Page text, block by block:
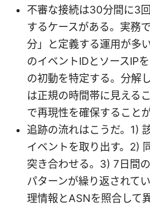
不審な接続は30分間に3
するケースがある。実務
分」と定義する運用が多
のイベントIDとソースIP
の初動を特定する。分解
は正規の時間帯に見える
で再現性を確保することが
追跡の流れはこうだ。1)
イベントを取り出す。2)
突き合わせる。3) 7日間
パターンが繰り返されて
理情報とASNを照合して